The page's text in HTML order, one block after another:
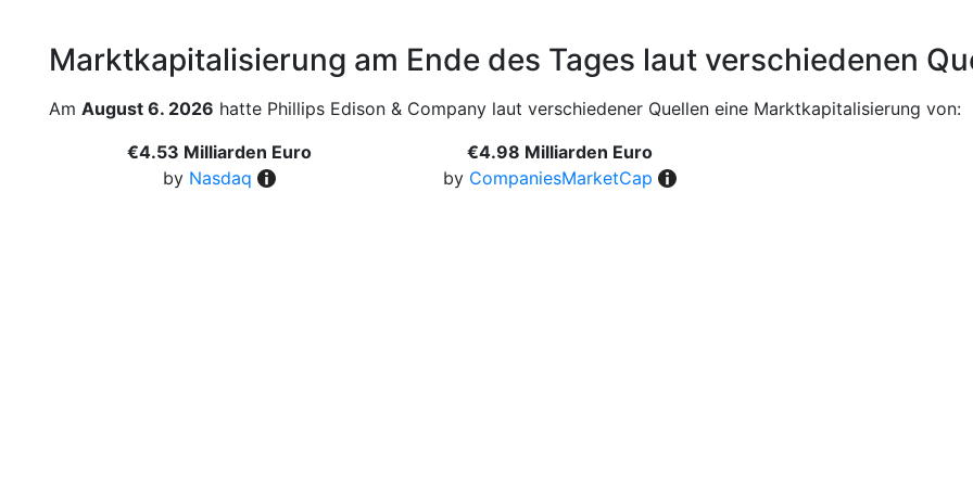
Marktkapitalisierung am Ende des Tages laut verschiedenen
Am August 6. 2026 hatte Phillips Edison & Company laut verschiedener Quellen eine Marktkapitalisierung von:
€4.53 Milliarden Euro
by Nasdaq
€4.98 Milliarden Euro
by CompaniesMarketCap